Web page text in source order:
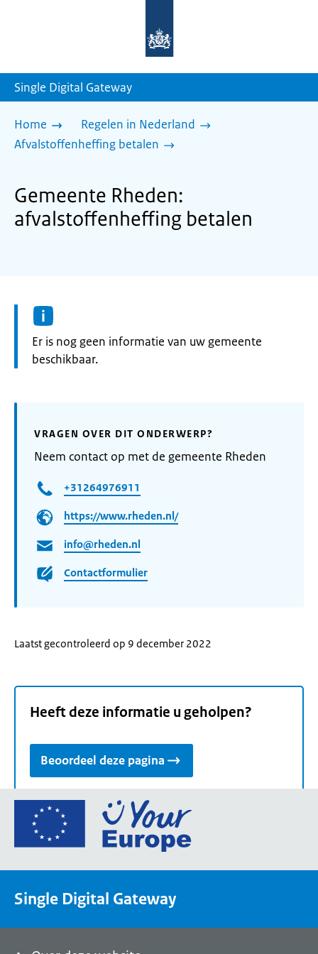
homepage
Single Digital Gateway
Home
Regelen in Nederland
Afvalstoffenheffing betalen
Gemeente Rheden:
afvalstoffenheffing betalen
Informatie:
Er is nog geen informatie van uw gemeente
beschikbaar.
VRAGEN OVER DIT ONDERWERP?
Neem contact op met de gemeente Rheden
+31264976911
https://www.rheden.nl/
info@rheden.nl
Contactformulier
Laatst gecontroleerd op 9 december 2022
Heeft deze informatie u geholpen?
Beoordeel deze pagina
Ga
de
een
Single Digital Gateway